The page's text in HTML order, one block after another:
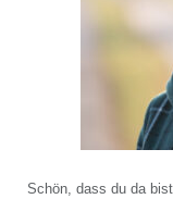
Schön, dass du da